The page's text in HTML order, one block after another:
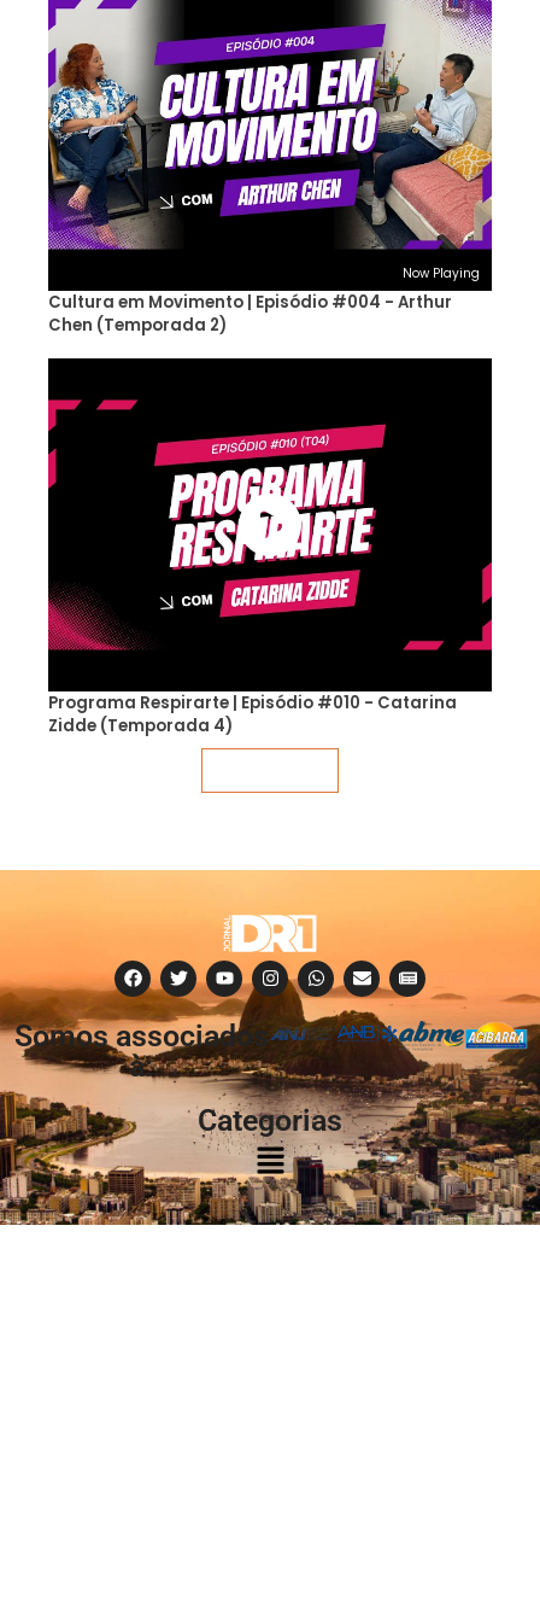
Now Playing
Cultura em Movimento | Episódio #004 - Arthur
Chen (Temporada 2)
Programa Respirarte | Episódio #010 - Catarina
Zidde (Temporada 4)
Somos associados
à:
Categorias